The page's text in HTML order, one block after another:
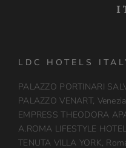
LDC HOTELS
PALAZZO PORTINARI
PALAZZO VENART, Venezia
EMPRESS THEODORA
A.ROMA LIFESTYLE
TENUTA VILLA YORK,